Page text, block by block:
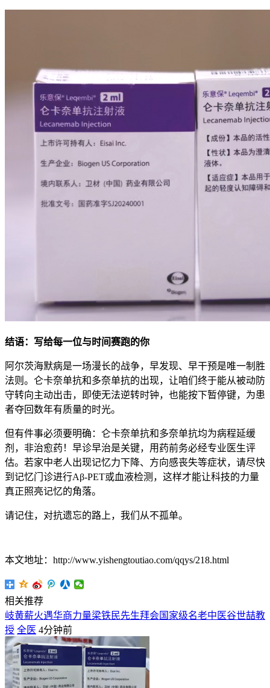
结语：写给每一位与时间赛跑的你
阿尔茨海默病是一场漫长的战争，早发现、早干预是唯一制胜
法则。仑卡奈单抗和多奈单抗的出现，让咱们终于能从被动防
守转向主动出击，即使无法逆转时钟，也能按下暂停键，为患
者夺回数年有质量的时光。
但有件事必须要明确：仑卡奈单抗和多奈单抗均为病程延缓
剂，非治愈药！早诊早治是关键，用药前务必经专业医生评
估。若家中老人出现记忆力下降、方向感丧失等症状，请尽快
到记忆门诊进行Aβ-PET或血液检测，这样才能让科技的力量
真正照亮记忆的角落。
请记住，对抗遗忘的路上，我们从不孤单。
本文地址：http://www.yishengtoutiao.com/qqys/218.html
相关推荐
岐黄薪火遇华商力量梁铁民先生拜会国家级名老中医谷世喆教
授 全医 4分钟前